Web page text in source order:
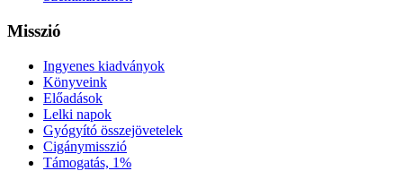
Misszió
Ingyenes kiadványok
Könyveink
Előadások
Lelki napok
Gyógyító összejövetelek
Cigánymisszió
Támogatás, 1%